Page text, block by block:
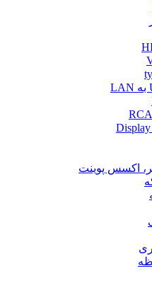
اکسس پوینت